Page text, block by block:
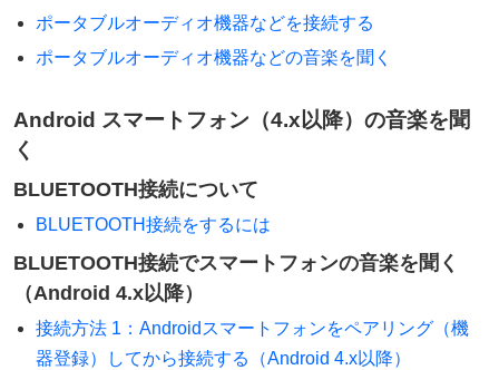
ポータブルオーディオ機器などを接続する
ポータブルオーディオ機器などの音楽を聞く
Android スマートフォン（4.x以降）の音楽を聞
く
BLUETOOTH接続について
BLUETOOTH接続をするには
BLUETOOTH接続でスマートフォンの音楽を聞く
（Android 4.x以降）
接続方法 1：Androidスマートフォンをペアリング（機
器登録）してから接続する（Android 4.x以降）